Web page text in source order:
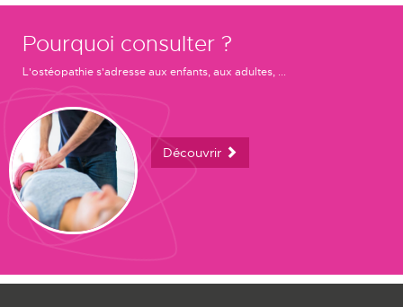
Pourquoi consulter ?
L'ostéopathie s'adresse aux enfants, aux adultes, ...
Découvrir